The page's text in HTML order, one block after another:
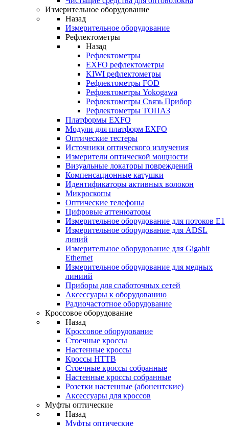
Измерительное оборудование
Назад
Измерительное оборудование
Рефлектометры
Назад
Рефлектометры
EXFO рефлектометры
KIWI рефлектометры
Рефлектометры FOD
Рефлектометры Yokogawa
Рефлектометры Связь Прибор
Рефлектометры ТОПАЗ
Платформы EXFO
Модули для платформ EXFO
Оптические тестеры
Источники оптического излучения
Измерители оптической мощности
Визуальные локаторы повреждений
Компенсационные катушки
Идентификаторы активных волокон
Микроскопы
Оптические телефоны
Цифровые аттенюаторы
Измерительное оборудование для потоков Е1
Измерительное оборудование для ADSL
линий
Измерительное оборудование для Gigabit
Ethernet
Измерительное оборудование для медных
линиий
Приборы для слаботочных сетей
Аксессуары к оборудованию
Радиочастотное оборудование
Кроссовое оборудование
Назад
Кроссовое оборудование
Стоечные кроссы
Настенные кроссы
Кроссы HTTB
Стоечные кроссы собранные
Настенные кроссы собранные
Розетки настенные (абонентские)
Аксессуары для кроссов
Муфты оптические
Назад
Муфты оптические